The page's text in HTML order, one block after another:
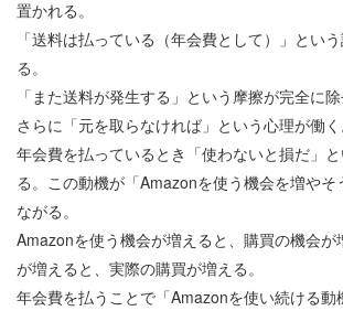
置かれる。
「送料は払っている（年会費として）」とい
る。
「また送料が発生する」という摩擦が完全に除
さらに「元を取らなければ」という心理が働く
年会費を払っているとき「使わないと損だ」
る。この動機が「Amazonを使う機会を増やそ
ながる。
Amazonを使う機会が増えると、購買の機会が
が増えると、実際の購買が増える。
年会費を払うことで「Amazonを使い続ける動